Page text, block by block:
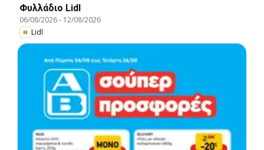
Φυλλάδιο Lidl
06/08/2026- 12/08/2026
Lidl